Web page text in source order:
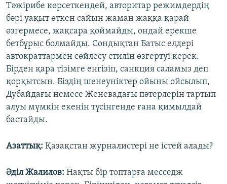
Тәжірибе көрсеткендей, авторитар режимдердің
бәрі уақыт өткен сайын жаман жаққа қарай
өзгермесе, жақсара қоймайды, ондай ерекше
бетбұрыс болмайды. Сондықтан Батыс елдері
автократтармен сөйлесу стилін өзгертуі керек.
Бірден қара тізімге енгізіп, санкция саламыз деп
қорқытсын. Біздің шенеуніктер ойыны ойсылып,
Дубайдағы немесе Женевадағы пәтерлерін тартып
алуы мүмкін екенін түсінгенде ғана қимылдай
бастайды.
Азаттық: Қазақстан журналистері не істей алады?
Әділ Жалилов: Нақты бір топтарға месседж